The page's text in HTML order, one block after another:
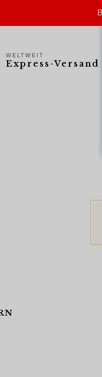
WELTWEIT
Express-Versand